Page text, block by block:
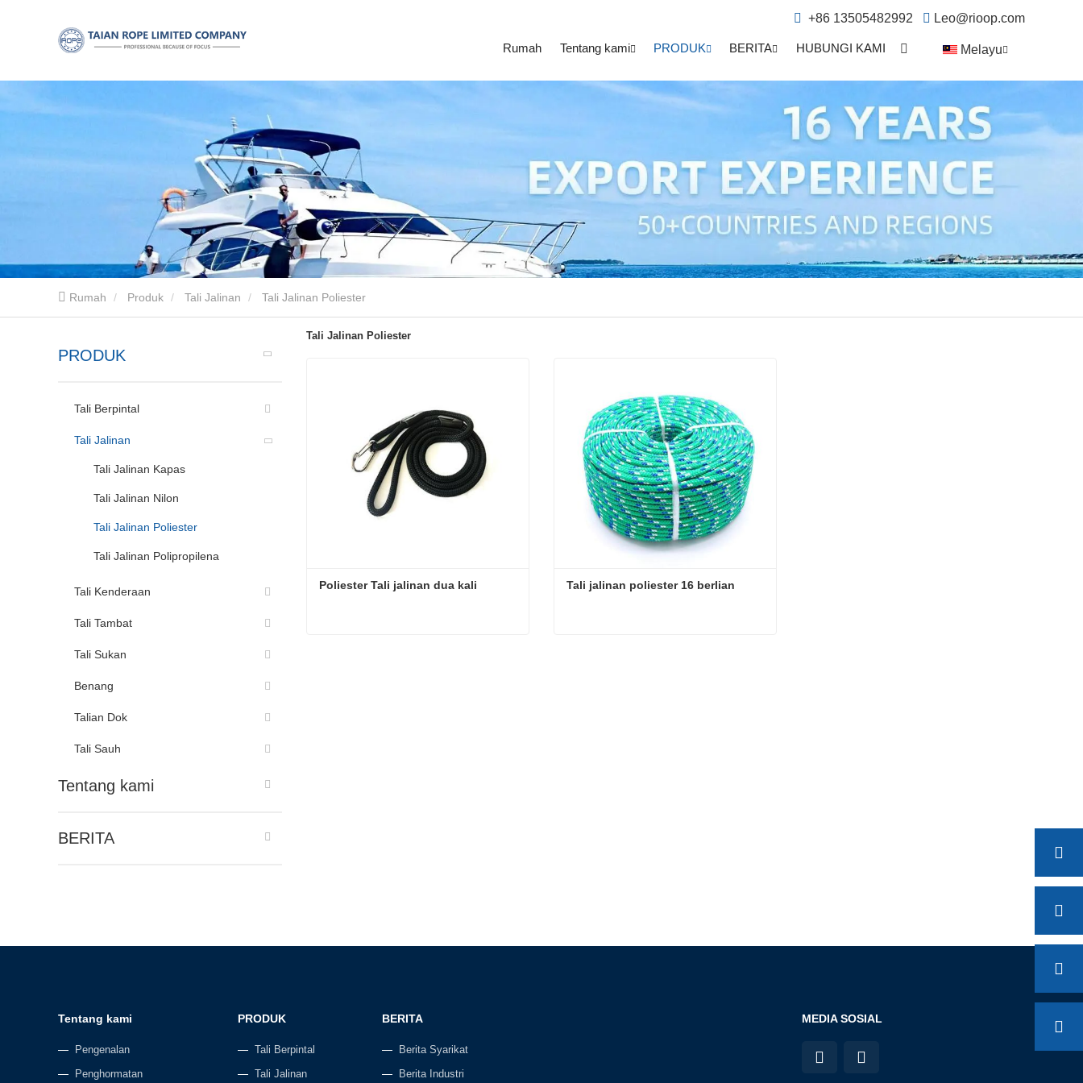
+86 13505482992 Leo@rioop.com
Rumah Tentang kami PRODUK BERITA HUBUNGI KAMI Melayu
Rumah Produk Tali Jalinan Tali Jalinan Poliester
PRODUK
Tali Berpintal
Tali Jalinan
Tali Jalinan Kapas
Tali Jalinan Nilon
Tali Jalinan Poliester
Tali Jalinan Polipropilena
Tali Kenderaan
Tali Tambat
Tali Sukan
Benang
Talian Dok
Tali Sauh
Tentang kami
BERITA
Tali Jalinan Poliester
Poliester Tali jalinan dua kali Tali jalinan poliester 16 berlian
Tentang kami
Pengenalan
Penghormatan
PRODUK
Tali Berpintal
Tali Jalinan
BERITA
Berita Syarikat
Berita Industri
MEDIA SOSIAL